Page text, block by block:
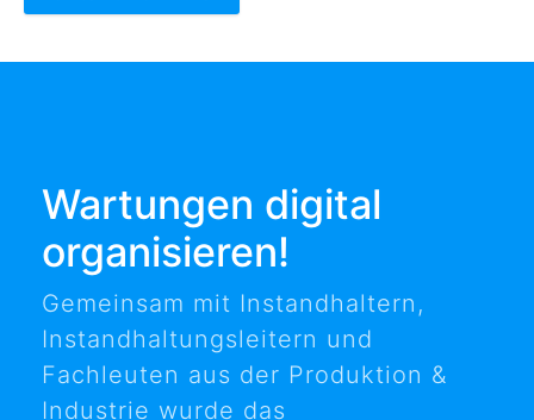
Wartungen digital
organisieren!
Gemeinsam mit Instandhaltern,
Instandhaltungsleitern und
Fachleuten aus der Produktion &
Industrie wurde das